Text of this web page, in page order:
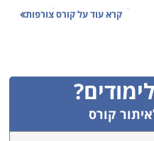
של תכשיטים וכלי מתכת
עלייתם ארצה. ציור לא
למגמה העדכנית, אך
מיושן ניתן תמיד להתכה,
יותר מחומרי הגלם
קרא עוד עלקורס צורפות
קורס